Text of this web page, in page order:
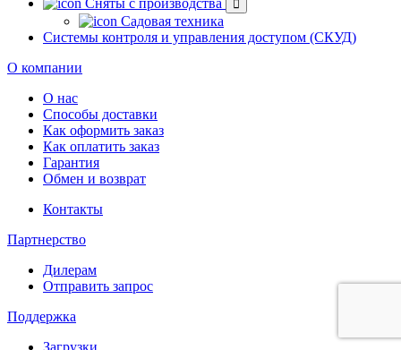
Сняты с производства
Садовая техника
Системы контроля и управления доступом (СКУД)
О компании
О нас
Способы доставки
Как оформить заказ
Как оплатить заказ
Гарантия
Обмен и возврат
Контакты
Партнерство
Дилерам
Отправить запрос
Поддержка
Загрузки